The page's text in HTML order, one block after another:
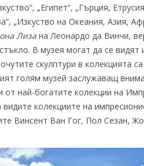
„Египет“, „Гърция,
„Изкуство на Океания, Азия,
Лиза на Леонардо да Винчи,
В музея могат да се
скулптури в колекцията са
голям музей заслужаващ
най-богатите колекции на
колекциите на
Винсент Ван Гог, Пол Сезан,